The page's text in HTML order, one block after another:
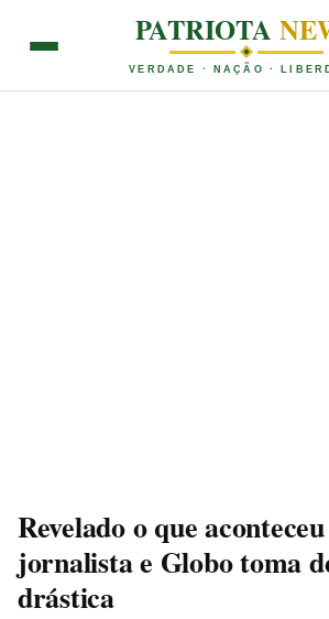
PATRIOTA
VERDADE · NAÇÃO ·
Revelado o que
jornalista e Globo toma
drástica